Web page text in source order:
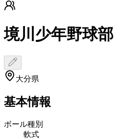
境川少年野球部
大分県
基本情報
ボール種別
軟式